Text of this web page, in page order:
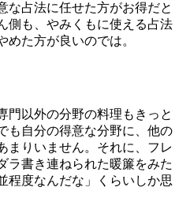
な占法に任せた方がお得だと
側も、やみくもに使える占法
めた方が良いのでは。
門以外の分野の料理もきっと
も自分の得意な分野に、他の
まりいません。それに、フレ
ラ書き連ねられた暖簾をみた
程度なんだな」くらいしか思